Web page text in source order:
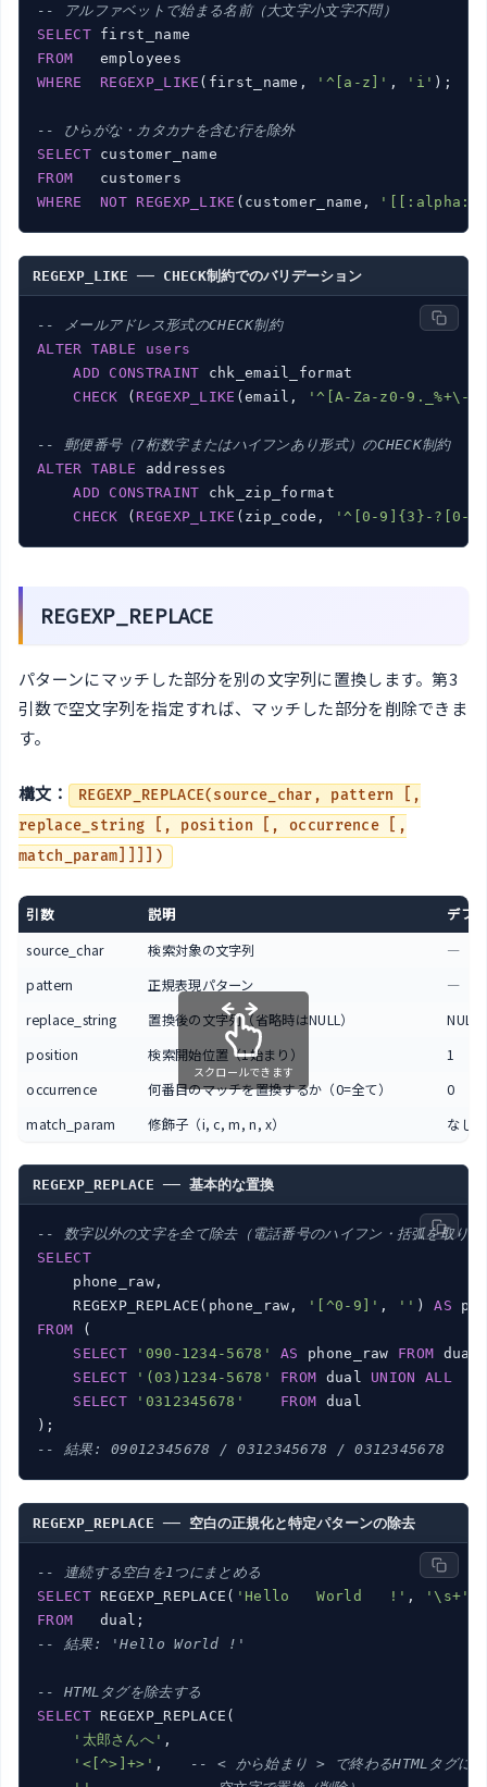
-- アルファベットで始まる名前（大文字小文字不問）
SELECT
FROM
WHERE
REGEXP_LIKE (first_name, '^[a-z]' , 'i' );
-- ひらがな・カタカナを含む行を除外
SELECT
FROM
WHERE
NOT REGEXP_LIKE (customer_name,
REGEXP_LIKE ── CHECK制約でのバリデーション
-- メールアドレス形式のCHECK制約
ALTER
TABLE
users
ADD
CONSTRAINT chk_email_format
CHECK ( REGEXP_LIKE (email, '^[A-Za-z0-9._%+\-
-- 郵便番号（7桁数字またはハイフンあり形式）のCHECK制約
ALTER
TABLE addresses
ADD
CONSTRAINT chk_zip_format
CHECK ( REGEXP_LIKE (zip_code, '^[0-9]{3}-?[0-
REGEXP_REPLACE
パターンにマッチした部分を別の文字列に置換します。第3
引数で空文字列を指定すれば、マッチした部分を削除できま
す。
構文：
REGEXP_REPLACE(source_char, pattern [,
replace_string [, position [, occurrence [,
match_param]]]])
引数 説明
デフ
source_char
検索対象の文字列
―
pattern
正規表現パターン
―
replace_string
置換後の文字列（省略時はNULL）
NULL
position
検索開始位置（1始まり）
1
occurrence
何番目のマッチを置換するか（0=全て）
0
match_param
修飾子（i, c, m, n, x） なし
スクロールできます
REGEXP_REPLACE ── 基本的な置換
-- 数字以外の文字を全て除去（電話番号のハイフン・括弧を取り除
SELECT
    phone_raw,
    REGEXP_REPLACE(phone_raw,
'[^0-9]' , '' ) AS
FROM (
SELECT
'090-1234-5678' AS phone_raw FROM
SELECT
'(03)1234-5678' FROM dual UNION
ALL
SELECT
'0312345678' FROM dual
-- 結果: 09012345678 / 0312345678 / 0312345678
REGEXP_REPLACE ── 空白の正規化と特定パターンの除去
-- 連続する空白を1つにまとめる
SELECT REGEXP_REPLACE( 'Hello   World   !' , '\s+'
FROM
-- 結果: 'Hello World !'
-- HTMLタグを除去する
SELECT REGEXP_REPLACE(
'太郎さんへ' ,
'<[^>]+>' ,
-- < から始まり > で終わるHTMLタグに